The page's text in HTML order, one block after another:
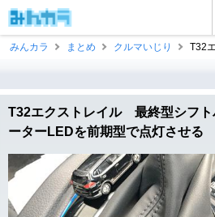
みんカラ
まとめ クルマいじり T32
T32エクストレイル 最終型シフト
ーターLEDを前期型で点灯させる